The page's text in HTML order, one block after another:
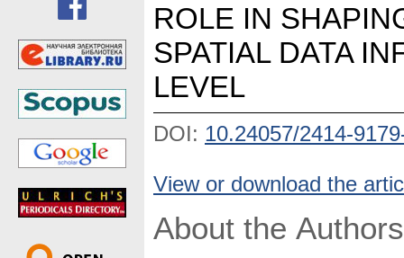
ROLE IN
SPATIAL DATA
LEVEL
DOI: 10.24057/2414-
View or download the
About the Authors